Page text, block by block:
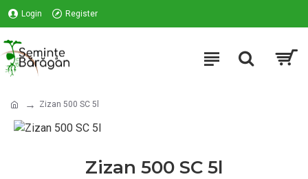
Login Register
Zizan 500 SC 5l
Zizan 500 SC 5l